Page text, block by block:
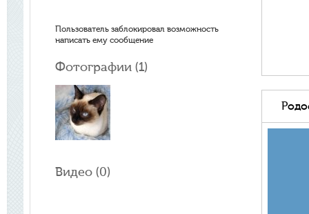
Пользователь заблокировал возможность
написать ему сообщение
Фотографии (1)
Видео (0)